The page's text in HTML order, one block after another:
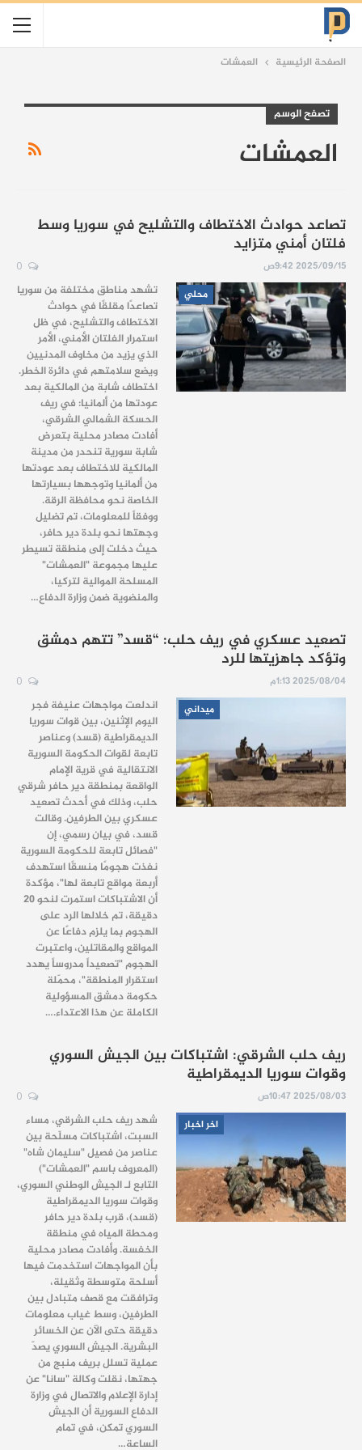
الصفحة الرئيسية العمشات
تصفح الوسم
العمشات
تصاعد حوادث الاختطاف والتشليح في سوريا وسط
فلتان أمني متزايد
2025/09/15 9:42ص
محلي
تشهد مناطق مختلفة من سوريا
تصاعدًا مقلقًا في حوادث
الاختطاف والتشليح، في ظل
استمرار الفلتان الأمني، الأمر
الذي يزيد من مخاوف المدنيين
ويضع سلامتهم في دائرة الخطر.
اختطاف شابة من المالكية بعد
عودتها من ألمانيا:في ريف
الحسكة الشمالي الشرقي،
أفادت مصادر محلية بتعرض
شابة سورية تنحدر من مدينة
المالكية للاختطاف بعد عودتها
من ألمانيا وتوجهها بسيارتها
الخاصة نحو محافظة الرقة.
ووفقاً للمعلومات، تم تضليل
وجهتها نحو بلدة دير حافر،
حيث دخلت إلى منطقة تسيطر
عليها مجموعة "العمشات"
المسلحة الموالية لتركيا،
والمنضوية ضمن وزارة الدفاع…
تصعيد عسكري في ريف حلب: “قسد” تتهم دمشق
وتؤكد جاهزيتها للرد
2025/08/04 1:13م
ميداني
اندلعت مواجهات عنيفة فجر
اليوم الإثنين، بين قوات سوريا
الديمقراطية (قسد) وعناصر
تابعة لقوات الحكومة السورية
الانتقالية في قرية الإمام
الواقعة بمنطقة دير حافر شرقي
حلب، وذلك في أحدث تصعيد
عسكري بين الطرفين.وقالت
قسد، في بيان رسمي، إن
"فصائل تابعة للحكومة السورية
نفذت هجومًا منسقًا استهدف
أربعة مواقع تابعة لها"، مؤكدة
أن الاشتباكات استمرت لنحو 20
دقيقة، تم خلالها الرد على
الهجوم بما يلزم دفاعًا عن
المواقع والمقاتلين، واعتبرت
الهجوم "تصعيداً مدروساً يهدد
استقرار المنطقة"، محمّلة
حكومة دمشق المسؤولية
الكاملة عن هذا الاعتداء.…
ريف حلب الشرقي: اشتباكات بين الجيش السوري
وقوات سوريا الديمقراطية
2025/08/03 10:47ص
اخر اخبار
شهد ريف حلب الشرقي، مساء
السبت، اشتباكات مسلّحة بين
عناصر من فصيل "سليمان شاه"
(المعروف باسم "العمشات")
التابع لـ الجيش الوطني السوري،
وقوات سوريا الديمقراطية
(قسد)، قرب بلدة دير حافر
ومحطة المياه في منطقة
الخفسة. وأفادت مصادر محلية
بأن المواجهات استخدمت فيها
أسلحة متوسطة وثقيلة،
وترافقت مع قصف متبادل بين
الطرفين، وسط غياب معلومات
دقيقة حتى الآن عن الخسائر
البشرية. الجيش السوري يصدّ
عملية تسلل بريف منبج من
جهتها، نقلت وكالة "سانا" عن
إدارة الإعلام والاتصال في وزارة
الدفاع السورية أن الجيش
السوري تمكن، في تمام
الساعة…